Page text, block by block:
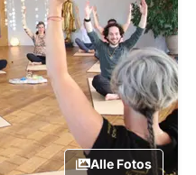
Alle Fotos